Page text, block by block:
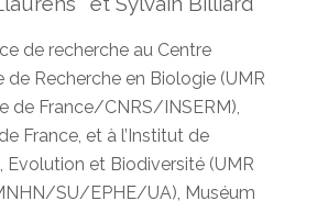
de recherche au Centre
de Recherche en Biologie (UMR
de France/CNRS/INSERM),
France, et à l’ Institut de
Evolution et Biodiversité (UMR
SU/EPHE/UA), Muséum